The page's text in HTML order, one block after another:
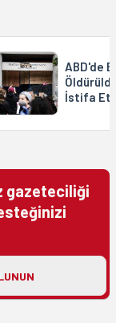
ABD'de
İstifa
gazeteciliği